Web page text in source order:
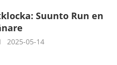
Suunto Run en
2025-05-14